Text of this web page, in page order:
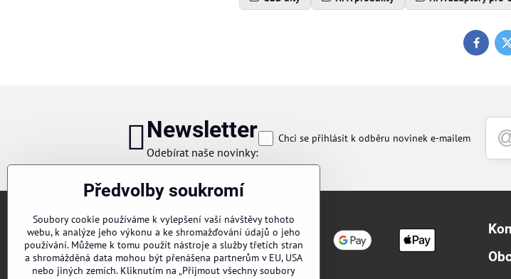
Newsletter
Odebírat naše novinky:
Chci se přihlásit k odběru novinek e-mailem
Předvolby soukromí
Soubory cookie používáme k vylepšení vaší návštěvy tohoto
webu, k analýze jeho výkonu a ke shromažďování údajů o jeho
používání. Můžeme k tomu použít nástroje a služby třetích stran
a shromážděná data mohou být přenášena partnerům v EU, USA
nebo jiných zemích. Kliknutím na „Přijmout všechny soubory